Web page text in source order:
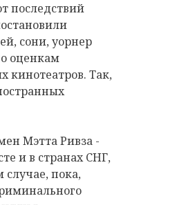
последствий
сони, уорнер
оценкам
кинотеатров. Так,
Мэтта Ривза -
и в странах СНГ,
случае, пока,